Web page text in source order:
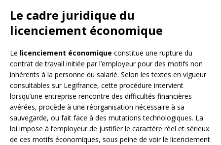
Le cadre juridique du
licenciement économique
Le licenciement économique constitue une rupture du
contrat de travail initiée par l’employeur pour des motifs non
inhérents à la personne du salarié. Selon les textes en vigueur
consultables sur Legifrance, cette procédure intervient
lorsqu’une entreprise rencontre des difficultés financières
avérées, procède à une réorganisation nécessaire à sa
sauvegarde, ou fait face à des mutations technologiques. La
loi impose à l’employeur de justifier le caractère réel et sérieux
de ces motifs économiques, sous peine de voir le licenciement